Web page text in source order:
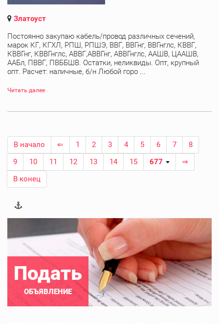
Златоуст
Постоянно закупаю кабель/провод различных сечений,
марок КГ, КГХЛ, РПШ, РПШЭ, ВВГ, ВВГнг, ВВГнглс, КВВГ,
КВВГнг, КВВГнглс, АВВГ,АВВГнг, АВВГнглс, ААШВ, ЦААШВ,
ААБл, ПВВГ, ПВББШВ. Остатки, неликвиды. Опт, крупный
опт. Расчет: наличные, б/н Любой горо ...
Читать далее
В начало ⇐ 1 2 3 4 5 6 7
8
9
10 11 12 13 14 15 677
⇒
В конец
Подать
ОБЪЯВЛЕНИЕ